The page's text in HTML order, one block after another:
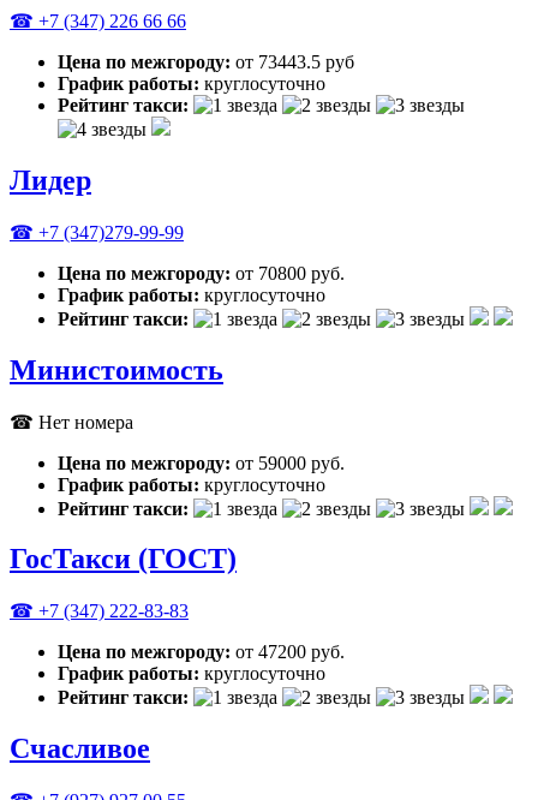
☎ +7 (347) 226 66 66
Цена по межгороду: от 73443.5 руб
График работы: круглосуточно
Рейтинг такси:
Лидер
☎ +7 (347)279-99-99
Цена по межгороду: от 70800 руб.
График работы: круглосуточно
Рейтинг такси:
Министоимость
☎ Нет номера
Цена по межгороду: от 59000 руб.
График работы: круглосуточно
Рейтинг такси:
ГосТакси (ГОСТ)
☎ +7 (347) 222-83-83
Цена по межгороду: от 47200 руб.
График работы: круглосуточно
Рейтинг такси:
Счасливое